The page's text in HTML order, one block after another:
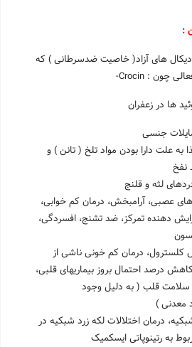
:
های آزاد( خاصیت ضدسرطانی ) که
چون : Crocin
-
ها در زعفران
جنسی
علت دارا بودن مواد تلخ ( تانن ) و
نفخ
لثه و قلنج
عصبی، آرامبخش، درمان کم خوابی،
دهنده تمرکز، ضد تشنج، افسردگی،
درمان کم خونی ناشی از
درصد احتمال بروز بیماریهای قلبی،
قلب ( به دلیل وجود
معدنی )
درمان اختلالات لکه زرد شبکیه در
به رتینوپاتی ایسکمیک